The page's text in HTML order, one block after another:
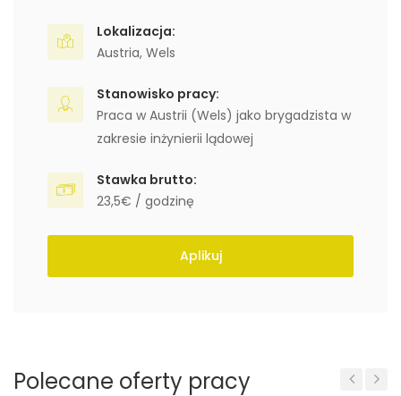
Lokalizacja:
Austria, Wels
Stanowisko pracy:
Praca w Austrii (Wels) jako brygadzista w
zakresie inżynierii lądowej
Stawka brutto:
23,5€ / godzinę
Aplikuj
Polecane oferty pracy